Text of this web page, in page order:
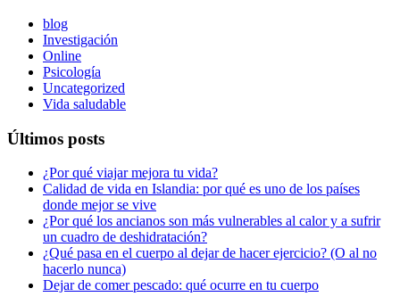
blog
Investigación
Online
Psicología
Uncategorized
Vida saludable
Últimos posts
¿Por qué viajar mejora tu vida?
Calidad de vida en Islandia: por qué es uno de los países
donde mejor se vive
¿Por qué los ancianos son más vulnerables al calor y a sufrir
un cuadro de deshidratación?
¿Qué pasa en el cuerpo al dejar de hacer ejercicio? (O al no
hacerlo nunca)
Dejar de comer pescado: qué ocurre en tu cuerpo